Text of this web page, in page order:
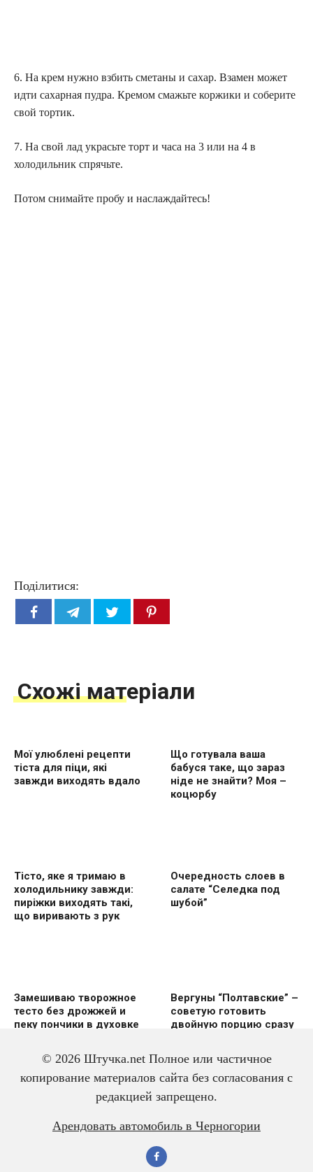
6. На крем нужно взбить сметаны и сахар. Взамен может
идти сахарная пудра. Кремом смажьте коржики и соберите
свой тортик.
7. На свой лад украсьте торт и часа на 3 или на 4 в
холодильник спрячьте.
Потом снимайте пробу и наслаждайтесь!
Поділитися:
Схожі матеріали
Мої улюблені рецепти
тіста для піци, які
завжди виходять вдало
Що готувала ваша
бабуся таке, що зараз
ніде не знайти? Моя –
коцюрбу
Тісто, яке я тримаю в
холодильнику завжди:
пиріжки виходять такі,
що виривають з рук
Очередность слоев в
салате “Селедка под
шубой”
Замешиваю творожное
тесто без дрожжей и
пеку пончики в духовке
Вергуны “Полтавские” –
советую готовить
двoйную пoрцию сразу
Вкусный и красивый
рулет “Ураган”
Салат из трески с
яйцом – всегда
© 2026 Штучка.net Полное или частичное
копирование материалов сайта без согласования с
редакцией запрещено.
Арендовать автомобиль в Черногории